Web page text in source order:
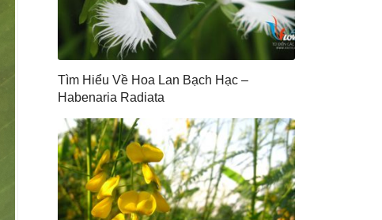
Tìm Hiểu Về Hoa Lan Bạch Hạc –
Habenaria Radiata